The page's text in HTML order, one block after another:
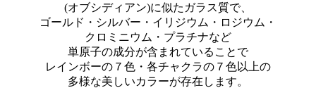
(オブシディアン)に似たガラス質で、
ゴールド・シルバー・イリジウム・ロジウム・
クロミニウム・プラチナなど
単原子の成分が含まれていることで
レインボーの７色・各チャクラの７色以上の
多様な美しいカラーが存在します。